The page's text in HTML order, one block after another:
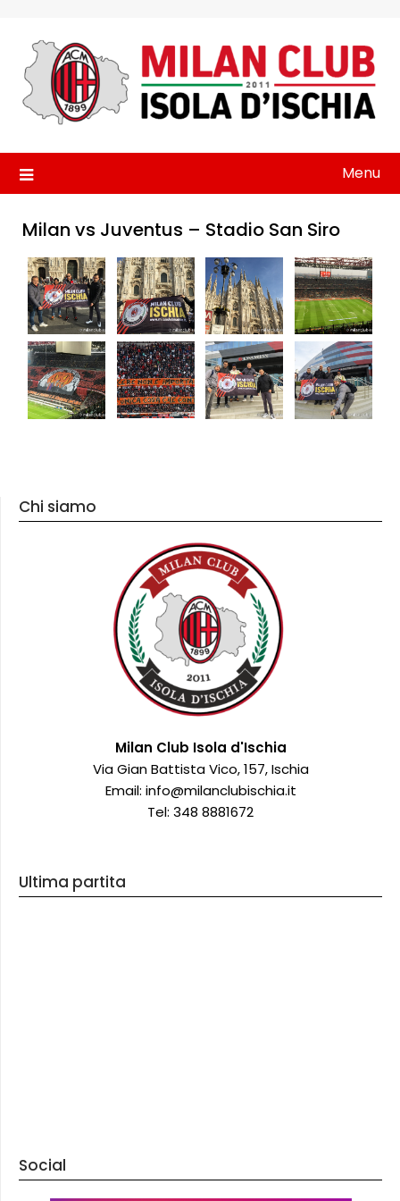
content
Menu
Milan vs Juventus – Stadio San Siro
Chi siamo
Milan Club Isola d'Ischia
Via Gian Battista Vico, 157, Ischia
Email: info@milanclubischia.it
Tel: 348 8881672
Ultima partita
Social